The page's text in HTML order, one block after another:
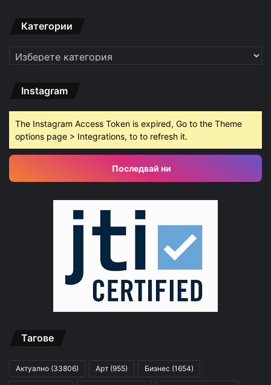
Категории
Категории
Instagram
The Instagram Access Token is expired, Go to the Theme
options page > Integrations, to to refresh it.
Последвай ни
Тагове
Актуално (33806) Арт (955) Бизнес (1654)